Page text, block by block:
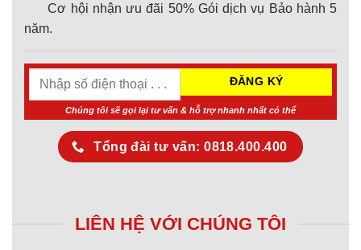
Cơ hội nhận ưu đãi 50% Gói dịch vụ Bảo hành 5
năm.
Chúng tôi sẽ gọi lại tư vấn & hỗ trợ nhanh nhất có thể
Tổng đài tư vấn: 0818.400.400
LIÊN HỆ VỚI CHÚNG TÔI